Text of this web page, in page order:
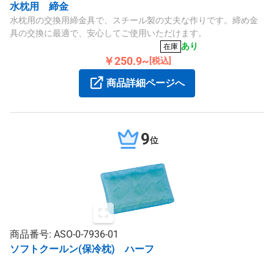
水枕用 締金
水枕用の交換用締金具で、スチール製の丈夫な作りです。締め金
具の交換に最適で、安心してご使用いただけます。
在庫 あり
￥250.9~ [税込]
商品詳細ページへ
9位
商品番号: ASO-0-7936-01
ソフトクールン(保冷枕) ハーフ